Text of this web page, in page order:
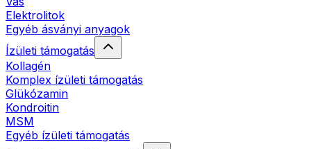
Elektrolitok
Egyéb ásványi anyagok
Ízületi támogatás
Kollagén
Komplex ízületi támogatás
Glükózamin
Kondroitin
MSM
Egyéb ízületi támogatás